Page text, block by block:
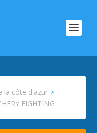
la côte d'azur >
FIGHTING